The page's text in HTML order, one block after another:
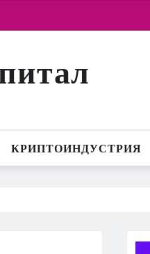
КРИПТОИНДУСТРИЯ